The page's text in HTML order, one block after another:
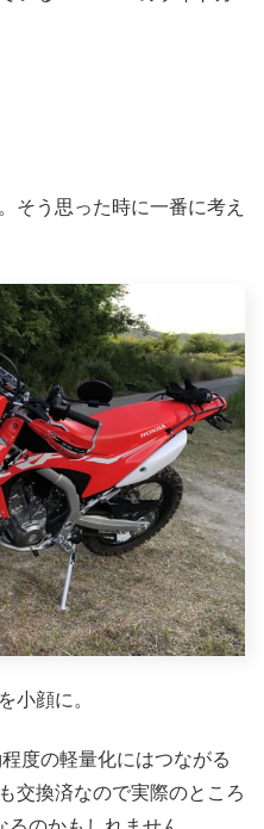
そう思った時に一番に考え
小顔に。
度の軽量化にはつながる
交換済なので実際のところ